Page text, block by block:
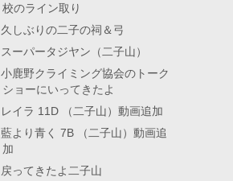
校のライン取り
久しぶりの二子の祠＆弓
スーパータジヤン（二子山）
小鹿野クライミング協会のトーク
ショーにいってきたよ
レイラ 11D （二子山）動画追加
藍より青く 7B （二子山）動画追
加
戻ってきたよ二子山